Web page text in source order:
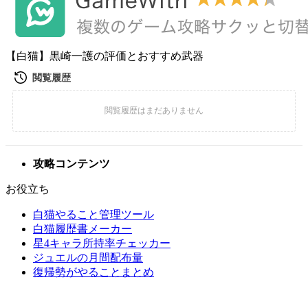
【白猫】黒崎一護の評価とおすすめ武器
攻略コンテンツ
お役立ち
白猫やること管理ツール
白猫履歴書メーカー
星4キャラ所持率チェッカー
ジュエルの月間配布量
復帰勢がやることまとめ